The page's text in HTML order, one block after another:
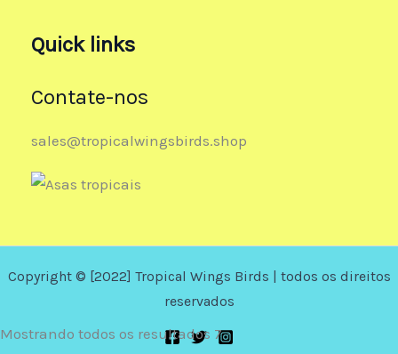
Mostrando todos os resultados 7
Quick links
Contate-nos
sales@tropicalwingsbirds.shop
Copyright © [2022] Tropical Wings Birds | todos os direitos
reservados